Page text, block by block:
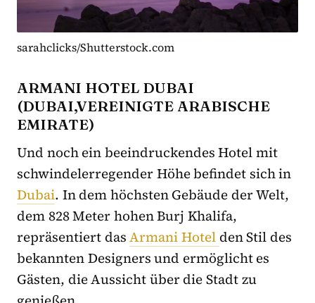
sarahclicks/Shutterstock.com
ARMANI HOTEL DUBAI
(DUBAI,VEREINIGTE ARABISCHE
EMIRATE)
Und noch ein beeindruckendes Hotel mit
schwindelerregender Höhe befindet sich in
Dubai. In dem höchsten Gebäude der Welt,
dem 828 Meter hohen Burj Khalifa,
repräsentiert dasArmani Hotel den Stil des
bekannten Designers und ermöglicht es
Gästen, die Aussicht über die Stadt zu